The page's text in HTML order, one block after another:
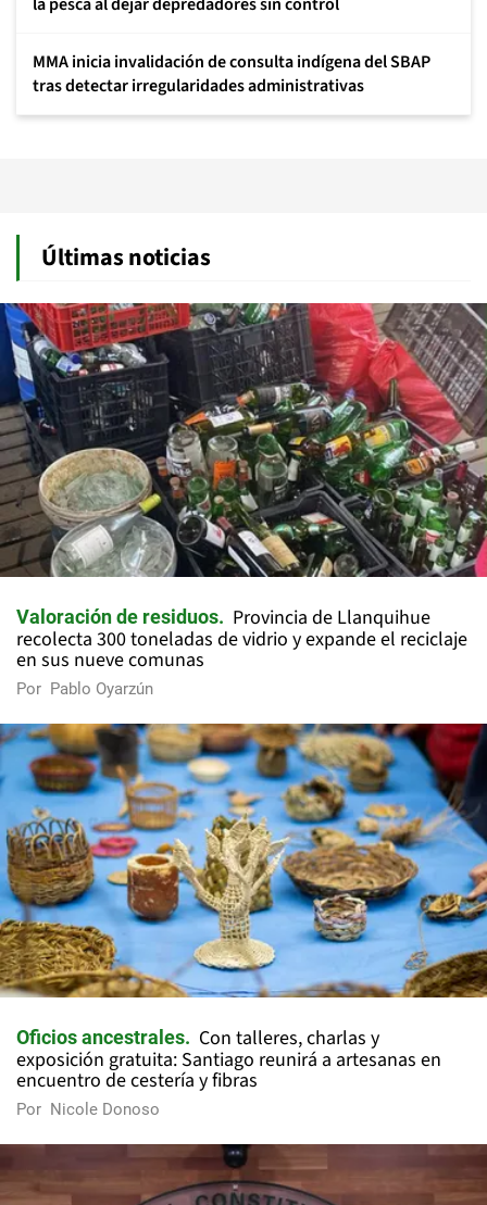
MMA inicia invalidación de consulta indígena del SBAP
tras detectar irregularidades administrativas
Últimas noticias
Valoración de residuos
Provincia de Llanquihue
recolecta 300 toneladas de vidrio y expande el reciclaje
en sus nueve comunas
Por Pablo Oyarzún
Oficios ancestrales
Con talleres, charlas y
exposición gratuita: Santiago reunirá a artesanas en
encuentro de cestería y fibras
Por Nicole Donoso